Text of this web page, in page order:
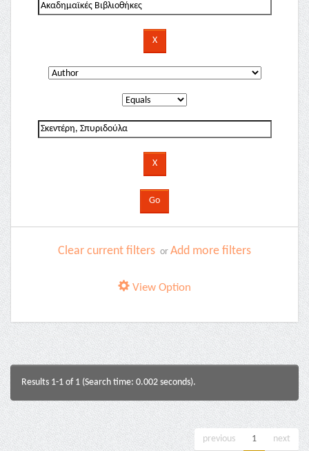
Clear current filters or Add more filters
View Option
Results 1-1 of 1 (Search time: 0.002 seconds).
previous 1 next